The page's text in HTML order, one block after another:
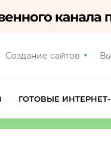
Создание сайтов
ГОТОВЫЕ